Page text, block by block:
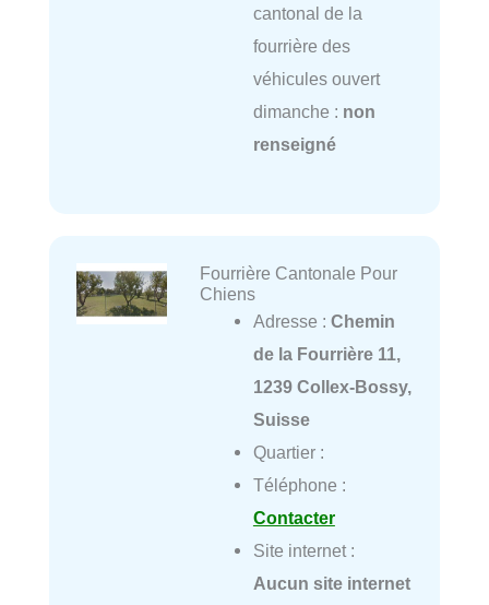
cantonal de la
fourrière des
véhicules ouvert
dimanche : non
renseigné
Fourrière Cantonale Pour
Chiens
Adresse : Chemin
de la Fourrière 11,
1239 Collex-Bossy,
Suisse
Quartier :
Téléphone :
Contacter
Site internet :
Aucun site internet